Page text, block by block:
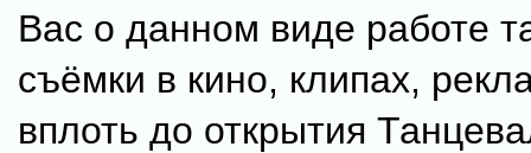
Вас о данном виде работе
съёмки в кино, клипах,
вплоть до открытия